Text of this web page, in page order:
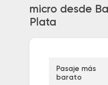
micro desde
Plata
Pasaje más
barato